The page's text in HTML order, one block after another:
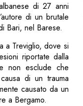
di 27 anni
di un brutale
Bari, nel Barese.
a Treviglio, dove si
riportate dalla
non esclude che
di un trauma
causato da un
a Bergamo.